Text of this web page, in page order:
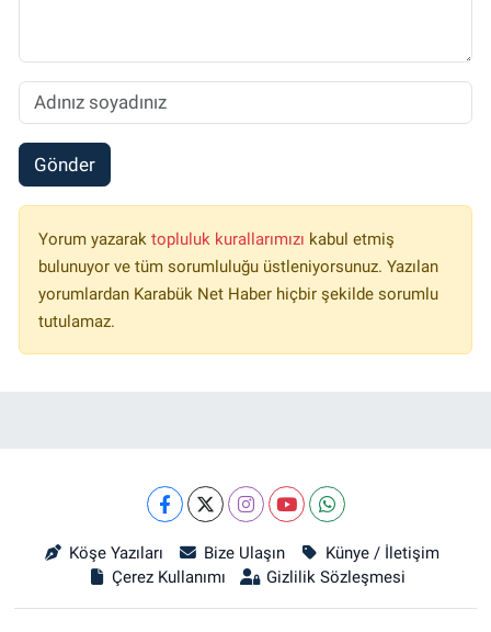
Gönder
Yorum yazarak topluluk kurallarımızı kabul etmiş
bulunuyor ve tüm sorumluluğu üstleniyorsunuz. Yazılan
yorumlardan Karabük Net Haber hiçbir şekilde sorumlu
tutulamaz.
Köşe Yazıları Bize Ulaşın
Künye / İletişim
Çerez Kullanımı
Gizlilik Sözleşmesi